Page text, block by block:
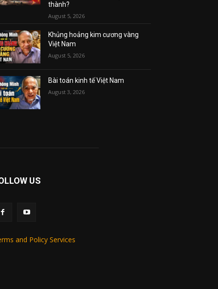
thành?
August 5, 2026
Khủng hoảng kim cương vàng
Việt Nam
August 5, 2026
Bài toán kinh tế Việt Nam
August 3, 2026
US
and Policy Services